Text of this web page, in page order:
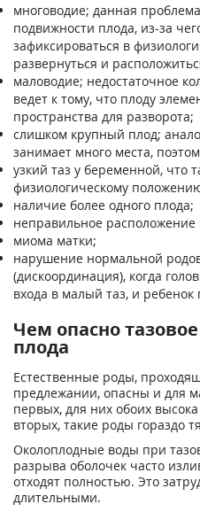
многоводие; данная
подвижности плода, из-за
зафиксироваться в
развернуться и
маловодие; недостаточное
ведет к тому, что плоду
пространства для разворота;
слишком крупный плод;
занимает много места,
узкий таз у беременной, что
физиологическому
наличие более одного плода;
неправильное
миома матки;
нарушение нормальной
(дискоординация), когда
входа в малый таз, и ребенок
Чем опасно
плода
Естественные роды,
предлежании, опасны и для
первых, для них обоих
вторых, такие роды гораздо
Околоплодные воды при
разрыва оболочек часто
отходят полностью. Это
длительными.